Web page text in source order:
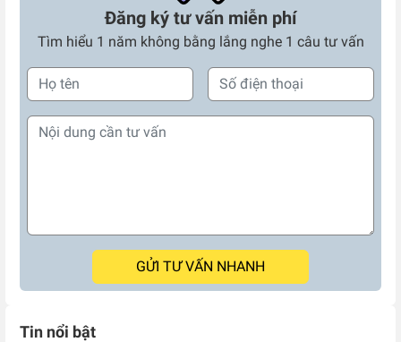
Đăng ký tư vấn miễn phí
Tìm hiểu 1 năm không bằng lắng nghe 1 câu tư vấn
GỬI TƯ VẤN NHANH
Tin nổi bật